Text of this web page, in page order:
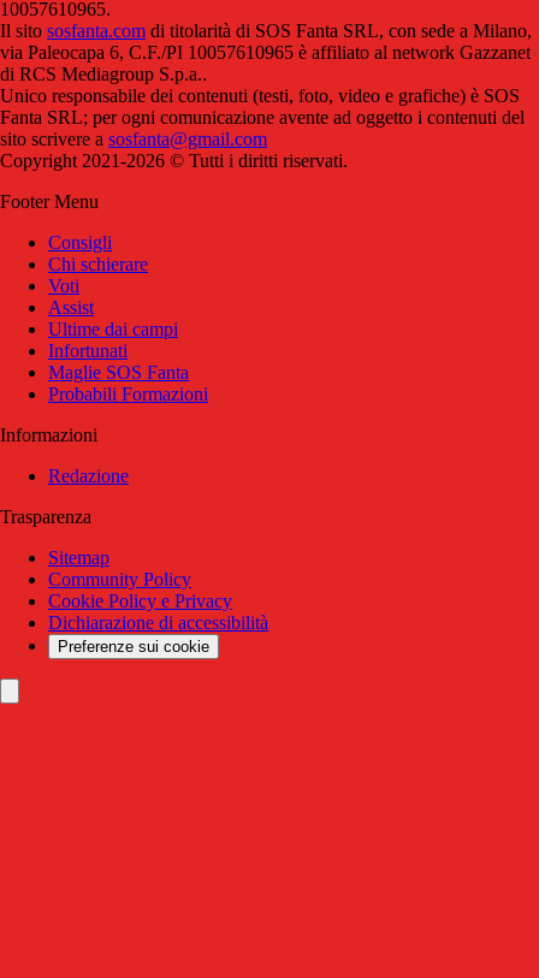
10057610965.
Il sito sosfanta.com di titolarità di SOS Fanta SRL, con sede a Milano,
via Paleocapa 6, C.F./PI 10057610965 è affiliato al network Gazzanet
di RCS Mediagroup S.p.a..
Unico responsabile dei contenuti (testi, foto, video e grafiche) è SOS
Fanta SRL; per ogni comunicazione avente ad oggetto i contenuti del
sito scrivere a sosfanta@gmail.com
Copyright 2021-2026 © Tutti i diritti riservati.
Footer Menu
Consigli
Chi schierare
Voti
Assist
Ultime dai campi
Infortunati
Maglie SOS Fanta
Probabili Formazioni
Informazioni
Redazione
Trasparenza
Sitemap
Community Policy
Cookie Policy e Privacy
Dichiarazione di accessibilità
Preferenze sui cookie